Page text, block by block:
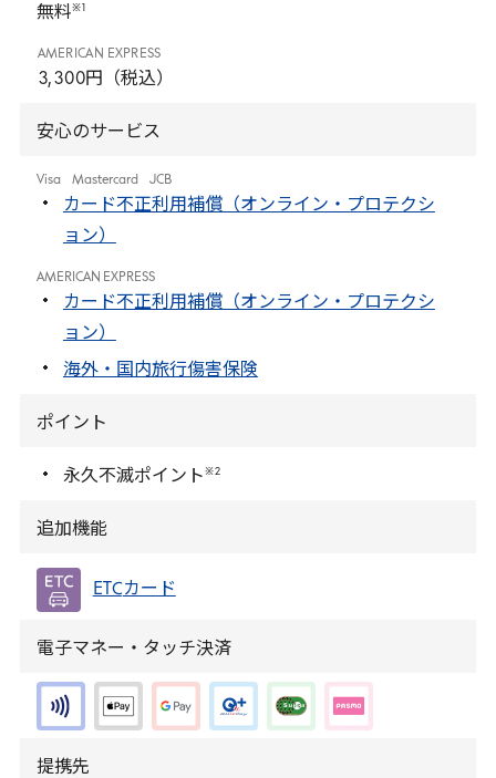
無料※1
AMERICAN EXPRESS
3,300円（税込）
安心のサービス
Visa Mastercard JCB
カード不正利用補償（オンライン・プロテクシ
ョン）
AMERICAN EXPRESS
カード不正利用補償（オンライン・プロテクシ
ョン）
海外・国内旅行傷害保険
ポイント
永久不滅ポイント ※2
追加機能
ETCカード
電子マネー・タッチ決済
提携先